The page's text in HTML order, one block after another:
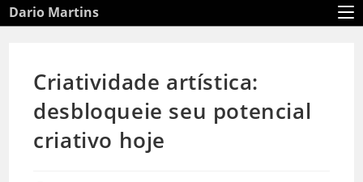
para
Dario Martins
Criatividade artística:
desbloqueie seu potencial
criativo hoje